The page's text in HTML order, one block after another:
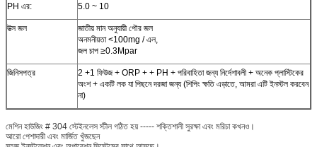
PH এর: 5.0 ~ 10
উত্স জল
জাতীয় মান অনুযায়ী পৌর জল
অনমনীয়তা <100mg / এল,
জল চাপ ≥0.3Mpar
জিনিসপত্র
2 +1 ফিউজ + ORP + + PH + পরিবাহিতা জন্য নির্দেশাবলী + অনেক প্লাস্টিকের
অংশ + একটি লক যা পিছনে দরজা জন্য (শিপিং ক্ষতি এড়াতে, আমরা এটি ইনস্টল করবেন
না)
মেশিন হাউজিং # 304 স্টেইনলেস স্টীল গঠিত হয় ----- শক্তিশালী সুরক্ষা এবং মরিচা কখনও।
আরো পেশাদারী এবং মার্জিত খুঁজছেন